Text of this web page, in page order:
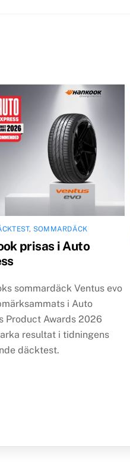
, SOMMARDÄCK
prisas i Auto
sommardäck Ventus evo
i Auto
Product Awards 2026
resultat i tidningens
däcktest.